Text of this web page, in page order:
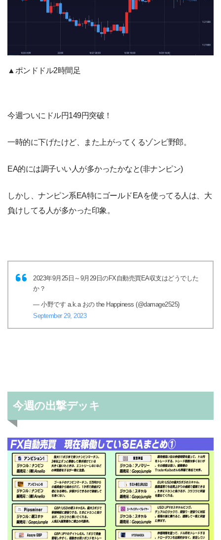
▲ポンドドル2時間足
今週ついにドル円149円突破！
一時的に下げたけど、また上がってくるゾンビ野郎。
EA的には調子いい人が多かったかなと(非ナンピン)
しかし、ナンピン系EA特にゴールドEAを使ってる人は、大
負けしてる人が多かった印象。
2023年9月25日～9月29日のFX自動売買EA収支はどうでした
か？
— 小野です a.k.a おの the Happiness (@damage2525)
September 29, 2023
今週の出撃デッキ